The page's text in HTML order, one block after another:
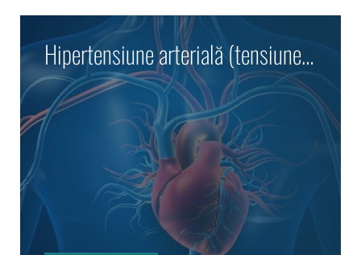
Hipertensiune arterială (tensiune
arterială ridicată)